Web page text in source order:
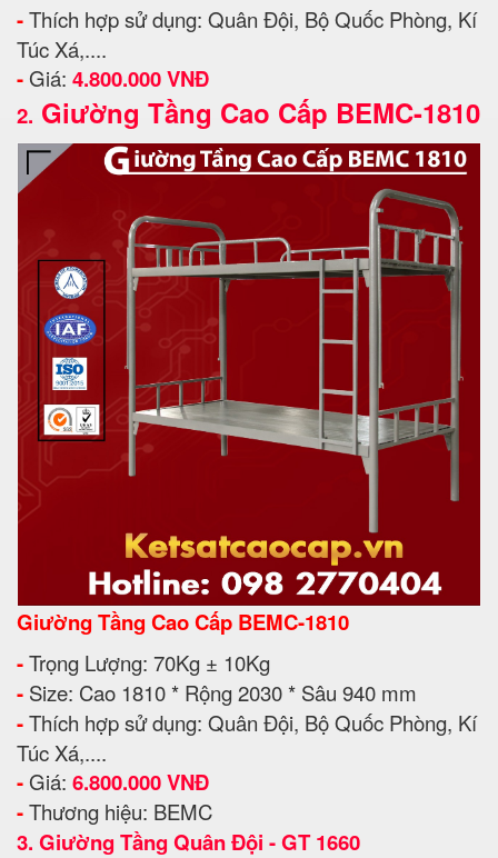
-Thích hợp sử dụng: Quân Đội, Bộ Quốc Phòng, Kí
Túc Xá,....
- Giá: 4.800.000 VNĐ
2. Giường Tầng Cao Cấp BEMC-1810
Giường Tầng Cao Cấp BEMC-1810
-Trọng Lượng: 70Kg ± 10Kg
- Size: Cao 1810 * Rộng 2030 * Sâu 940 mm
-Thích hợp sử dụng: Quân Đội, Bộ Quốc Phòng, Kí
Túc Xá,....
- Giá: 6.800.000 VNĐ
-Thương hiệu: BEMC
3. Giường Tầng Quân Đội - GT 1660